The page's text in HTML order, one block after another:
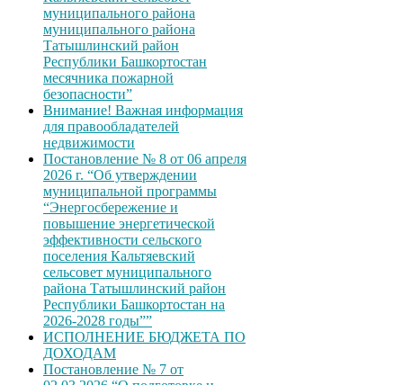
муниципального района
муниципального района
Татышлинский район
Республики Башкортостан
месячника пожарной
безопасности”
Внимание! Важная информация
для правообладателей
недвижимости
Постановление № 8 от 06 апреля
2026 г. “Об утверждении
муниципальной программы
“Энергосбережение и
повышение энергетической
эффективности сельского
поселения Кальтяевский
сельсовет муниципального
района Татышлинский район
Республики Башкортостан на
2026-2028 годы””
ИСПОЛНЕНИЕ БЮДЖЕТА ПО
ДОХОДАМ
Постановление № 7 от